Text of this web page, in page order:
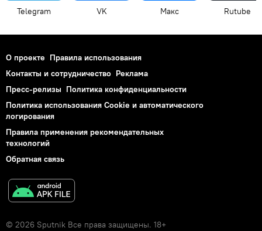
Telegram VK Макс Rutube
О проекте Правила использования
Контакты и сотрудничество Реклама
Пресс-релизы Политика конфиденциальности
Политика использования Cookie и автоматического
логирования
Правила применения рекомендательных
технологий
Обратная связь
© 2026 Sputnik Все права защищены. 18+